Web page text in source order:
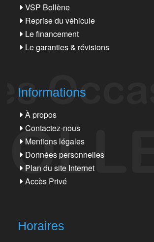
VSP Bollène
Reprise du véhicule
Le financement
Le garanties & révisions
Informations
À propos
Contactez-nous
Mentions légales
Données personnelles
Plan du site Internet
Accès Privé
Horaires